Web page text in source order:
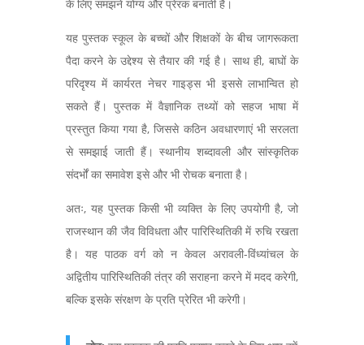
के लिए समझने योग्य और प्रेरक बनाती है।
यह पुस्तक स्कूल के बच्चों और शिक्षकों के बीच जागरूकता
पैदा करने के उद्देश्य से तैयार की गई है। साथ ही, बाघों के
परिदृश्य में कार्यरत नेचर गाइड्स भी इससे लाभान्वित हो
सकते हैं। पुस्तक में वैज्ञानिक तथ्यों को सहज भाषा में
प्रस्तुत किया गया है, जिससे कठिन अवधारणाएं भी सरलता
से समझाई जाती हैं। स्थानीय शब्दावली और सांस्कृतिक
संदर्भों का समावेश इसे और भी रोचक बनाता है।
अतः, यह पुस्तक किसी भी व्यक्ति के लिए उपयोगी है, जो
राजस्थान की जैव विविधता और पारिस्थितिकी में रुचि रखता
है। यह पाठक वर्ग को न केवल अरावली-विंध्यांचल के
अद्वितीय पारिस्थितिकी तंत्र की सराहना करने में मदद करेगी,
बल्कि इसके संरक्षण के प्रति प्रेरित भी करेगी।